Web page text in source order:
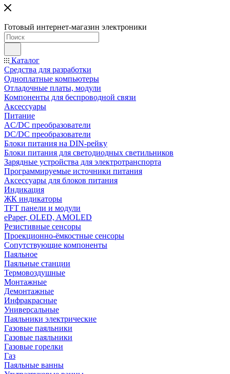
Готовый интернет-магазин электроники
Каталог
Средства для разработки
Одноплатные компьютеры
Отладочные платы, модули
Компоненты для беспроводной связи
Аксессуары
Питание
AC/DC преобразователи
DC/DC преобразователи
Блоки питания на DIN-рейку
Блоки питания для светодиодных светильников
Зарядные устройства для электротранспорта
Программируемые источники питания
Аксессуары для блоков питания
Индикация
ЖК индикаторы
TFT панели и модули
ePaper, OLED, AMOLED
Резистивные сенсоры
Проекционно-ёмкостные сенсоры
Сопутствующие компоненты
Паяльное
Паяльные станции
Термовоздушные
Монтажные
Демонтажные
Инфракрасные
Универсальные
Паяльники электрические
Газовые паяльники
Газовые паяльники
Газовые горелки
Газ
Паяльные ванны